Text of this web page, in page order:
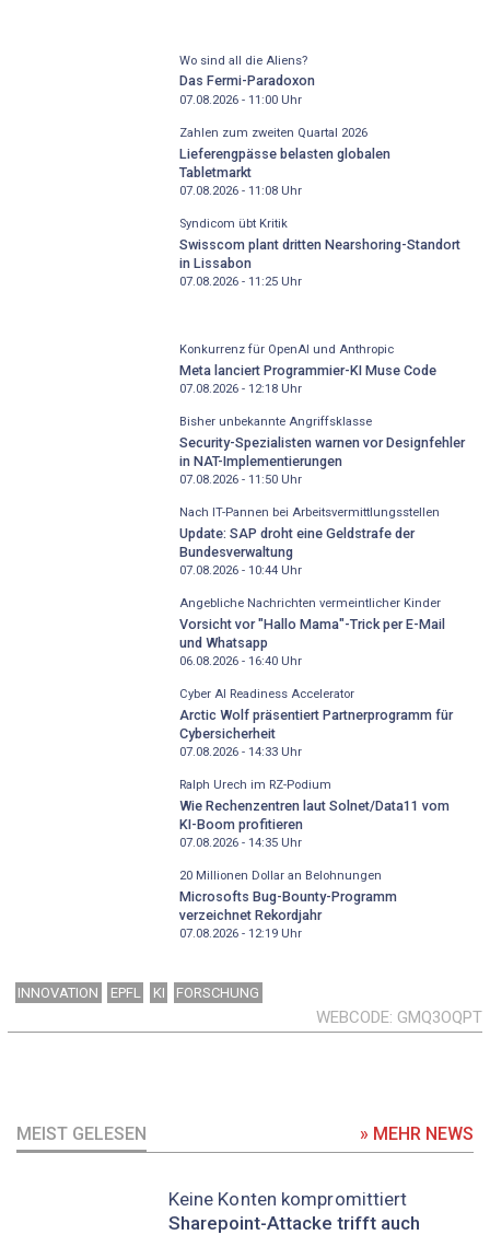
Wo sind all die Aliens?
Das Fermi-Paradoxon
07.08.2026 - 11:00Uhr
Zahlen zum zweiten Quartal 2026
Lieferengpässe belasten globalen
Tabletmarkt
07.08.2026 - 11:08Uhr
Syndicom übt Kritik
Swisscom plant dritten Nearshoring-Standort
in Lissabon
07.08.2026 - 11:25Uhr
Konkurrenz für OpenAI und Anthropic
Meta lanciert Programmier-KI Muse Code
07.08.2026 - 12:18Uhr
Bisher unbekannte Angriffsklasse
Security-Spezialisten warnen vor Designfehler
in NAT-Implementierungen
07.08.2026 - 11:50Uhr
Nach IT-Pannen bei Arbeitsvermittlungsstellen
Update: SAP droht eine Geldstrafe der
Bundesverwaltung
07.08.2026 - 10:44Uhr
Angebliche Nachrichten vermeintlicher Kinder
Vorsicht vor "Hallo Mama"-Trick per E-Mail
und Whatsapp
06.08.2026 - 16:40Uhr
Cyber AI Readiness Accelerator
Arctic Wolf präsentiert Partnerprogramm für
Cybersicherheit
07.08.2026 - 14:33Uhr
Ralph Urech im RZ-Podium
Wie Rechenzentren laut Solnet/Data11 vom
KI-Boom profitieren
07.08.2026 - 14:35Uhr
20 Millionen Dollar an Belohnungen
Microsofts Bug-Bounty-Programm
verzeichnet Rekordjahr
07.08.2026 - 12:19Uhr
INNOVATION EPFL KI FORSCHUNG
WEBCODE GMQ3OQPT
MEIST GELESEN » MEHR NEWS
Keine Konten kompromittiert
Sharepoint-Attacke trifft auch